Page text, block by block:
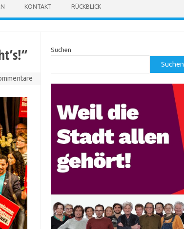
KONTAKT RÜCKBLICK
Suchen
Suchen